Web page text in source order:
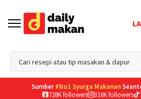
Sumber #No1 Syurga Makanan
728K followers
316K followers